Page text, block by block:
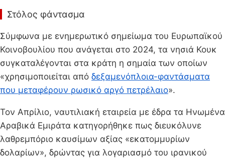
Στόλος φάντασμα
Σύμφωνα με ενημερωτικό σημείωμα του Ευρωπαϊκού
Κοινοβουλίου που ανάγεται στο 2024, τα νησιά Κουκ
συγκαταλέγονται στα κράτη η σημαία των οποίων
«χρησιμοποιείται από δεξαμενόπλοια-φαντάσματα
που μεταφέρουν ρωσικό αργό πετρέλαιο».
Τον Απρίλιο, ναυτιλιακή εταιρεία με έδρα τα Ηνωμένα
Αραβικά Εμιράτα κατηγορήθηκε πως διευκόλυνε
λαθρεμπόριο καυσίμων αξίας «εκατομμυρίων
δολαρίων», δρώντας για λογαριασμό του ιρανικού